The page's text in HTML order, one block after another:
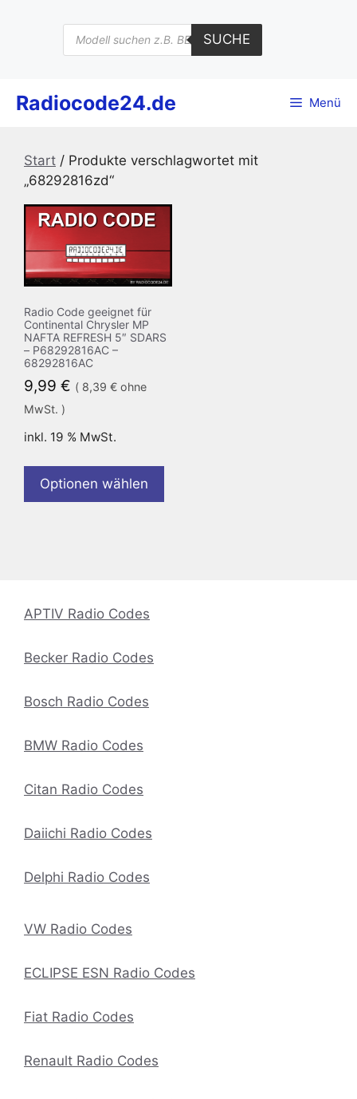
Products
search
SUCHE
Radiocode24.de Menü
Start / Produkte verschlagwortet mit
„68292816zd“
Radio Code geeignet für
Continental Chrysler MP
NAFTA REFRESH 5″ SDARS
– P68292816AC –
68292816AC
9,99 € ( 8,39 € ohne
MwSt. )
inkl. 19 % MwSt.
Optionen wählen
APTIV Radio Codes
Becker Radio Codes
Bosch Radio Codes
BMW Radio Codes
Citan Radio Codes
Daiichi Radio Codes
Delphi Radio Codes
VW Radio Codes
ECLIPSE ESN Radio Codes
Fiat Radio Codes
Renault Radio Codes